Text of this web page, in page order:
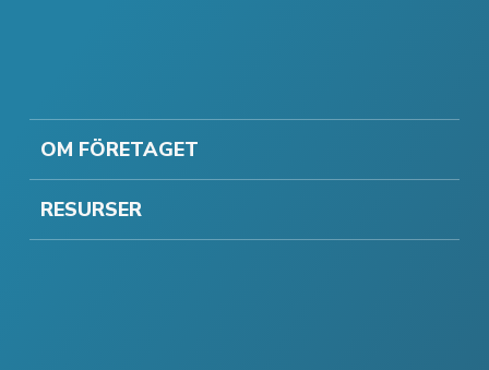
OM FÖRETAGET
RESURSER